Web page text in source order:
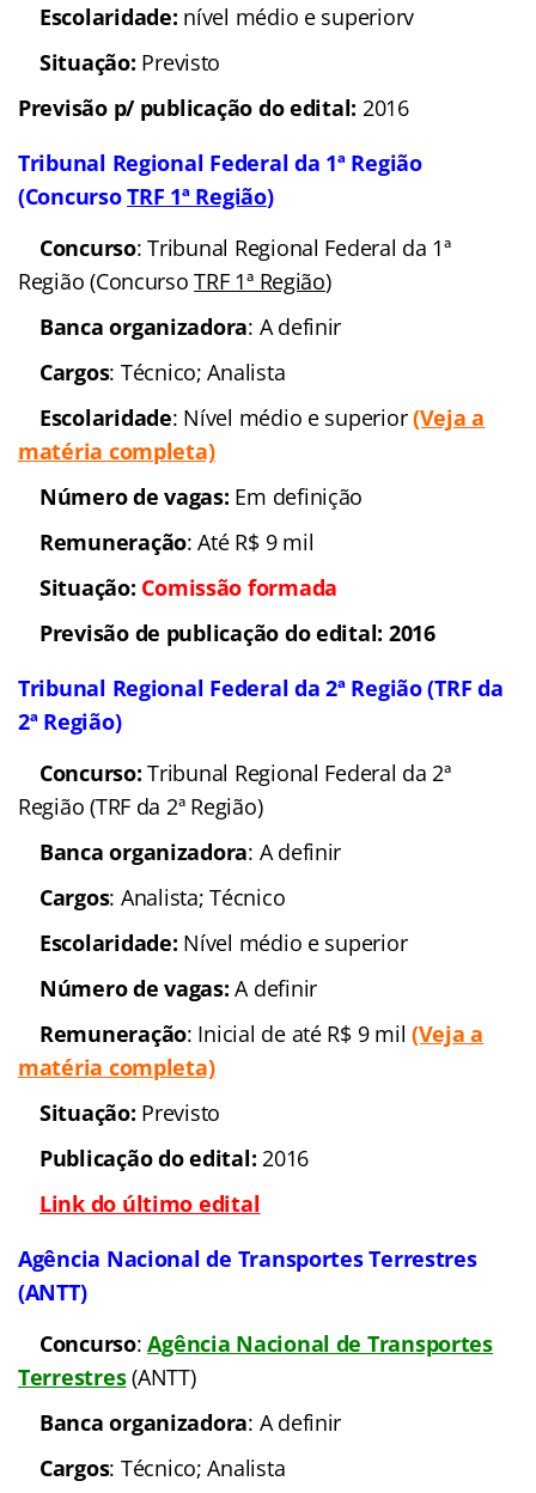
Escolaridade: nível médio e superiorv
Situação: Previsto
Previsão p/ publicação do edital: 2016
Tribunal Regional Federal da 1ª Região
(ConcursoTRF 1ª Região)
Concurso: Tribunal Regional Federal da 1ª
Região (ConcursoTRF 1ª Região)
Banca organizadora: A definir
Cargos: Técnico; Analista
Escolaridade: Nível médio e superior(Veja a
matéria completa)
Número de vagas: Em definição
Remuneração: Até R$ 9 mil
Situação: Comissão formada
Previsão de publicação do edital: 2016
Tribunal Regional Federal da 2ª Região (TRF da
2ª Região)
Concurso: Tribunal Regional Federal da 2ª
Região (TRF da 2ª Região)
Banca organizadora: A definir
Cargos: Analista; Técnico
Escolaridade: Nível médio e superior
Número de vagas: A definir
Remuneração: Inicial de até R$ 9 mil(Veja a
matéria completa)
Situação: Previsto
Publicação do edital:2016
Link do último edital
Agência Nacional de Transportes Terrestres
(ANTT)
Concurso:Agência Nacional de Transportes
Terrestres(ANTT)
Banca organizadora: A definir
Cargos: Técnico; Analista